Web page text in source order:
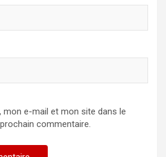
mon e-mail et mon site dans le
commentaire.